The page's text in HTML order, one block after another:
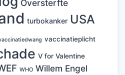
Oversterfte
turbokanker USA
vaccinatieplicht
V for Valentine
WHO Willem Engel